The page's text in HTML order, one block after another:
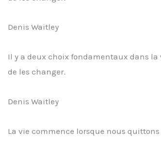
Denis Waitley
Il y a deux choix fondamentaux dans
de les changer.
Denis Waitley
La vie commence lorsque nous